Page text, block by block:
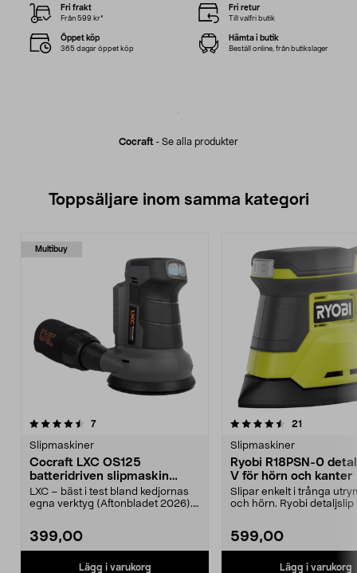
Cocraft - Se alla produkter
Fri frakt
Från 599 kr*
Fri retur
Till valfri butik
Öppet köp
365 dagar öppet köp
Hämta i butik
Beställ online, från butikslager
Toppsäljare inom samma kategori
Multibuy
7recensioner
Slipmaskiner
Cocraft LXC OS125
batteridriven slipmaskin
oscillerande 18 V
LXC – bäst i test bland kedjornas
egna verktyg (Aftonbladet 2026).
399,00
Lägg i varukorg
4.5 av 5 stjärnor 21
Slipmaskiner
Ryobi R18PSN-0
V för hörn och kanter
Slipar enkelt i trånga
och hörn. Ryobi detaljslip
599,00
Lägg i varukorg
4.5 av 5 stjärnor